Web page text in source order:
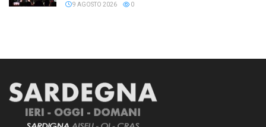
9 AGOSTO 2026 0